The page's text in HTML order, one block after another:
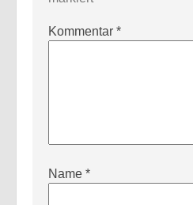
Kommentar *
Name *